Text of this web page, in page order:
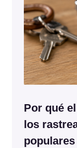
Por qué
los
populares